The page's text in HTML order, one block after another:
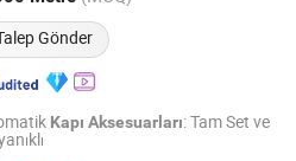
Gönder
Kapı Aksesuarları: Tam Set ve
Technology Co., Ltd.